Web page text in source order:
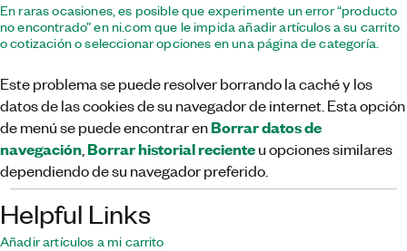
En raras ocasiones, es posible que experimente un error “producto
no encontrado” en ni.com que le impida añadir artículos a su carrito
o cotización o seleccionar opciones en una página de categoría.
Este problema se puede resolver borrando la caché y los
datos de las cookies de su navegador de internet. Esta opción
de menú se puede encontrar enBorrar datos de
navegación Borrar historial recienteu opciones similares
dependiendo de su navegador preferido.
Helpful Links
Añadir artículos a mi carrito